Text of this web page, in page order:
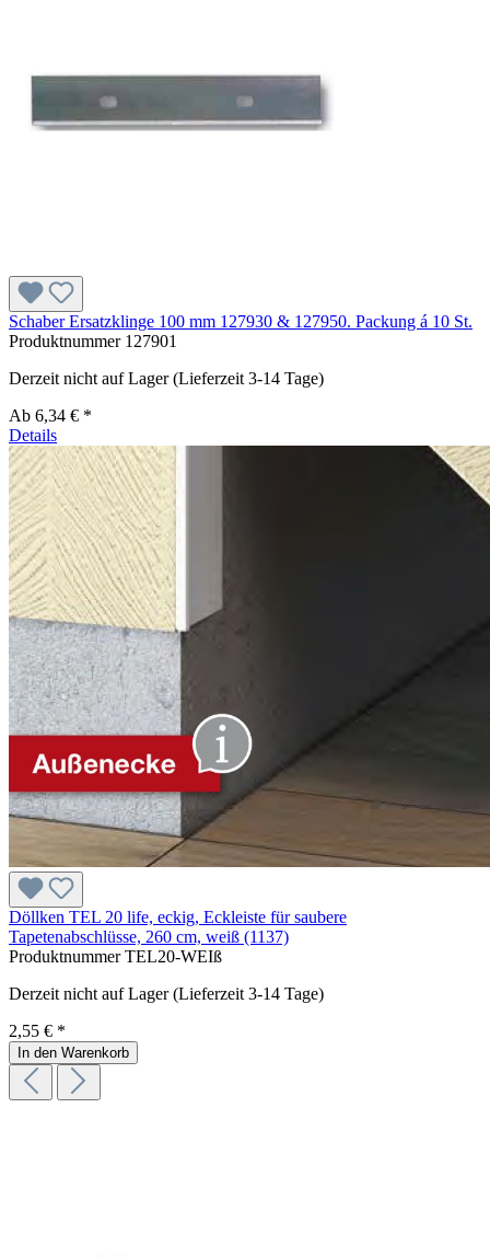
Schaber Ersatzklinge 100 mm 127930 & 127950. Packung á 10 St.
Produktnummer 127901
Derzeit nicht auf Lager (Lieferzeit 3-14 Tage)
Ab 6,34 € *
Details
Döllken TEL 20 life, eckig, Eckleiste für saubere
Tapetenabschlüsse, 260 cm, weiß (1137)
ProduktnummerTEL20-WEIß
Derzeit nicht auf Lager (Lieferzeit 3-14 Tage)
2,55 € *
In den Warenkorb